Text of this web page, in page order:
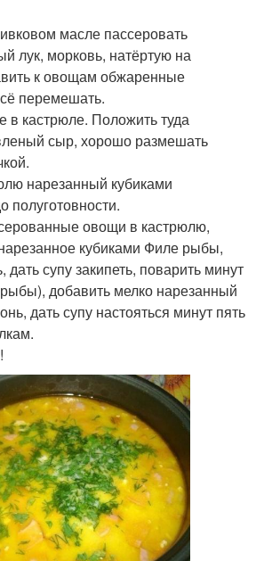
масле пассеровать
лук, морковь, натёртую на
к овощам обжаренные
перемешать.
в кастрюле. Положить туда
сыр, хорошо размешать
нарезанный кубиками
полуготовности.
овощи в кастрюлю,
кубиками Филе рыбы,
дать супу закипеть, поварить минут
рыбы), добавить мелко нарезанный
дать супу настояться минут пять